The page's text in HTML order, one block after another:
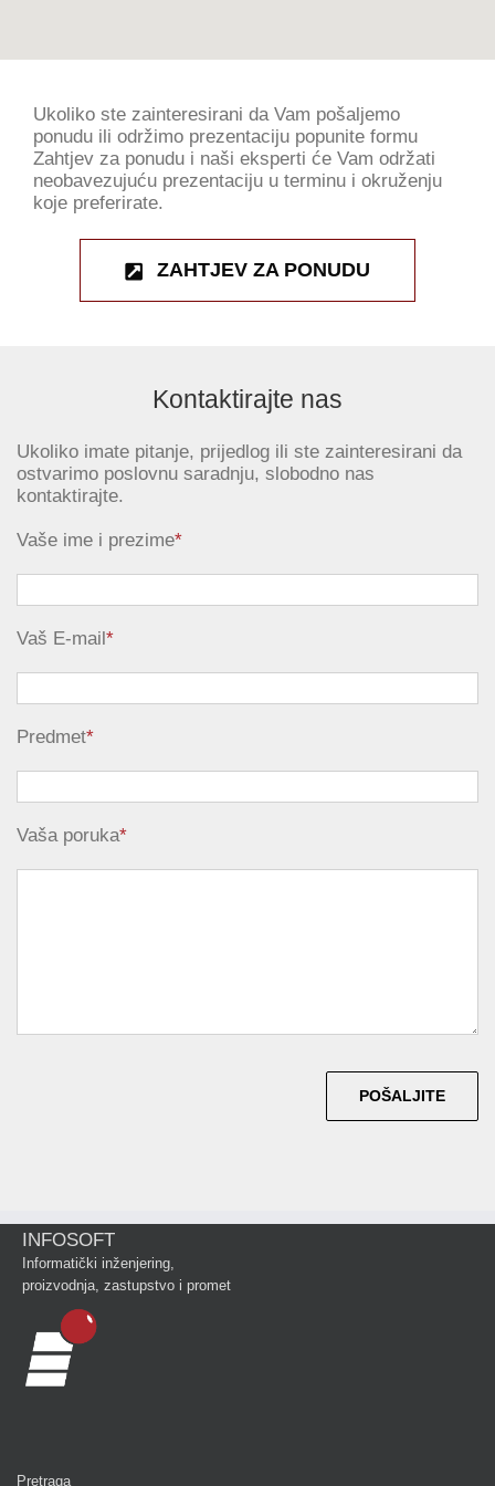
Ukoliko ste zainteresirani da Vam pošaljemo
ponudu ili održimo prezentaciju popunite formu
Zahtjev za ponudu i naši eksperti će Vam održati
neobavezujuću prezentaciju u terminu i okruženju
koje preferirate.
ZAHTJEV ZA PONUDU
Kontaktirajte nas
Ukoliko imate pitanje, prijedlog ili ste zainteresirani da
ostvarimo poslovnu saradnju, slobodno nas
kontaktirajte.
Vaše ime i prezime*
Vaš E-mail *
Predmet*
Vaša poruka*
INFOSOFT
Informatički inženjering,
proizvodnja, zastupstvo i promet
Pretraga